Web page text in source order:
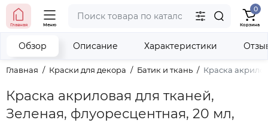
тел. (098) 673-42-06
наши контакты
Главная Меню
0
Корзина
Главная Краски для декора Батик и ткань Краска
Краска акриловая для тканей,
Зеленая, флуоресцентная, 20 мл,
Обзор Описание Характеристики